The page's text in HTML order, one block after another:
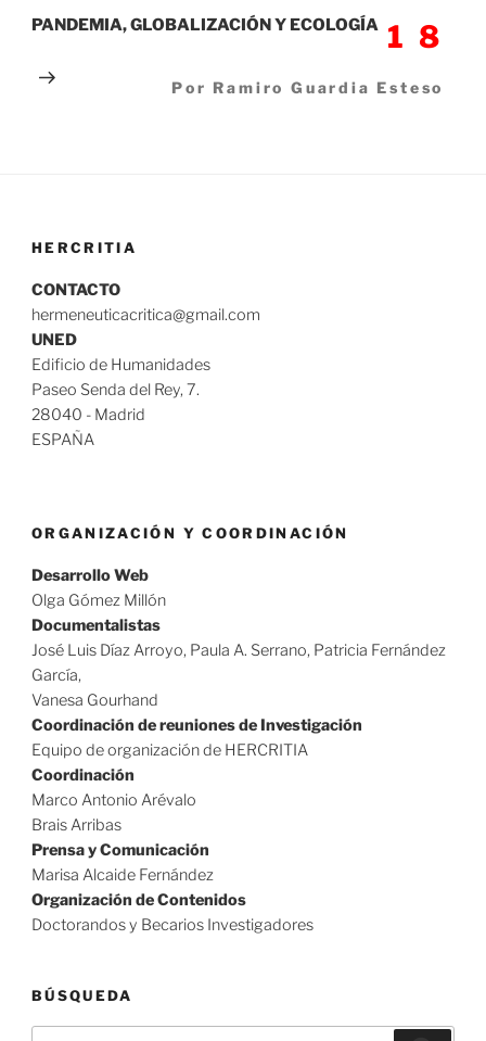
PANDEMIA, GLOBALIZACIÓN Y ECOLOGÍA 18
Por Ramiro Guardia Esteso
HERCRITIA
CONTACTO
hermeneuticacritica@gmail.com
UNED
Edificio de Humanidades
Paseo Senda del Rey, 7.
28040 - Madrid
ESPAÑA
ORGANIZACIÓN Y COORDINACIÓN
Desarrollo Web
Olga Gómez Millón
Documentalistas
José Luis Díaz Arroyo, Paula A. Serrano, Patricia Fernández
García,
Vanesa Gourhand
Coordinación de reuniones de Investigación
Equipo de organización de HERCRITIA
Coordinación
Marco Antonio Arévalo
Brais Arribas
Prensa y Comunicación
Marisa Alcaide Fernández
Organización de Contenidos
Doctorandos y Becarios Investigadores
BÚSQUEDA